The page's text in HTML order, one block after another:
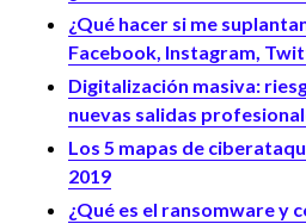
¿Qué hacer si me
Facebook, Instagram,
Digitalización masiva:
nuevas salidas
Los 5 mapas de
2019
¿Qué es el ransomware y